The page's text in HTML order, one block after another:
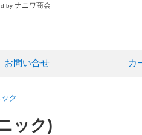
by ナニワ商会
お問い合せ カ
ク
ック)